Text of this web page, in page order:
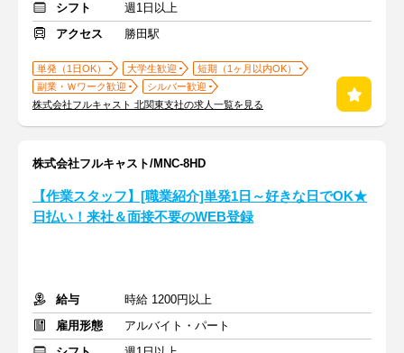
シフト
週1日以上
アクセス
勝田駅
単発（1日OK） 大学生歓迎
短期（1ヶ月以内OK）
副業・Ｗワーク歓迎
シルバー歓迎
株式会社フルキャスト 北関東支社の求人一覧を見る
株式会社フルキャスト/MNC-8HD
【作業スタッフ】[職業紹介]単発1日～好きな日でOK★
日払い！来社＆面接不要のWEB登録
給与
時給 1200円以上
雇用形態
アルバイト・パート